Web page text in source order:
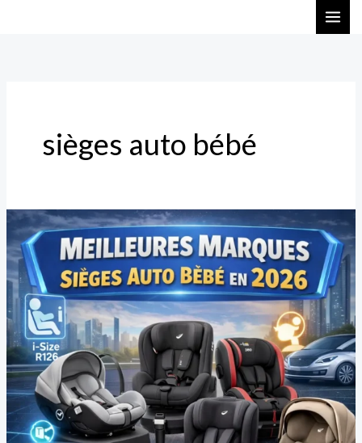
sièges auto bébé
Les
Meilleures
Marques
de
Sièges
Auto
Bébé
en
2026